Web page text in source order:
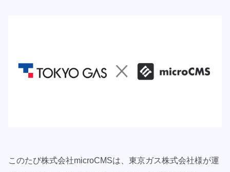
このたび株式会社microCMSは、東京ガス株式会社様が運